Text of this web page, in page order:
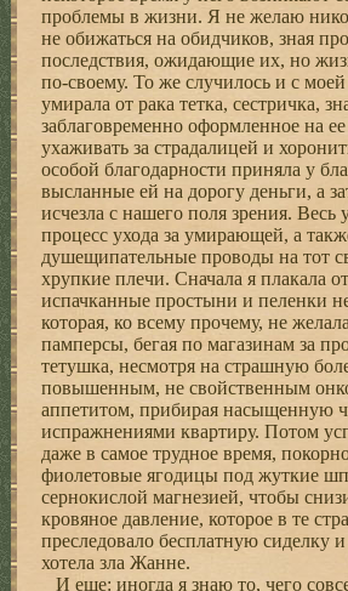
проблемы в жизни. Я не желаю
не обижаться на обидчиков, зная
последствия, ожидающие их, но
по-своему. То же случилось и с
умирала от рака тетка, сестричка,
заблаговременно оформленное на
ухаживать за страдалицей и
особой благодарности приняла у
высланные ей на дорогу деньги, а
исчезла с нашего поля зрения. Весь
процесс ухода за умирающей, а
душещипательные проводы на тот
хрупкие плечи. Сначала я плакала
испачканные простыни и пеленки
которая, ко всему прочему, не
памперсы, бегая по магазинам за
тетушка, несмотря на страшную
повышенным, не свойственным
аппетитом, прибирая насыщенную
испражнениями квартиру. Потом
даже в самое трудное время,
фиолетовые ягодицы под жуткие
сернокислой магнезией, чтобы
кровяное давление, которое в те
преследовало бесплатную сиделку
хотела зла Жанне.
И еще: иногда я знаю то, чего